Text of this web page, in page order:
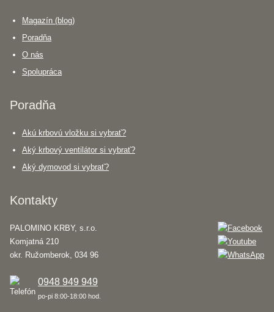
Magazín (blog)
Poradňa
O nás
Spolupráca
Poradňa
Akú krbovú vložku si vybrať?
Aký krbový ventilátor si vybrať?
Aký dymovod si vybrať?
Kontakty
PALOMINO KRBY, s.r.o.
Komjatná 210
okr. Ružomberok, 034 96
0948 949 949
po-pi 8:00-18:00 hod.